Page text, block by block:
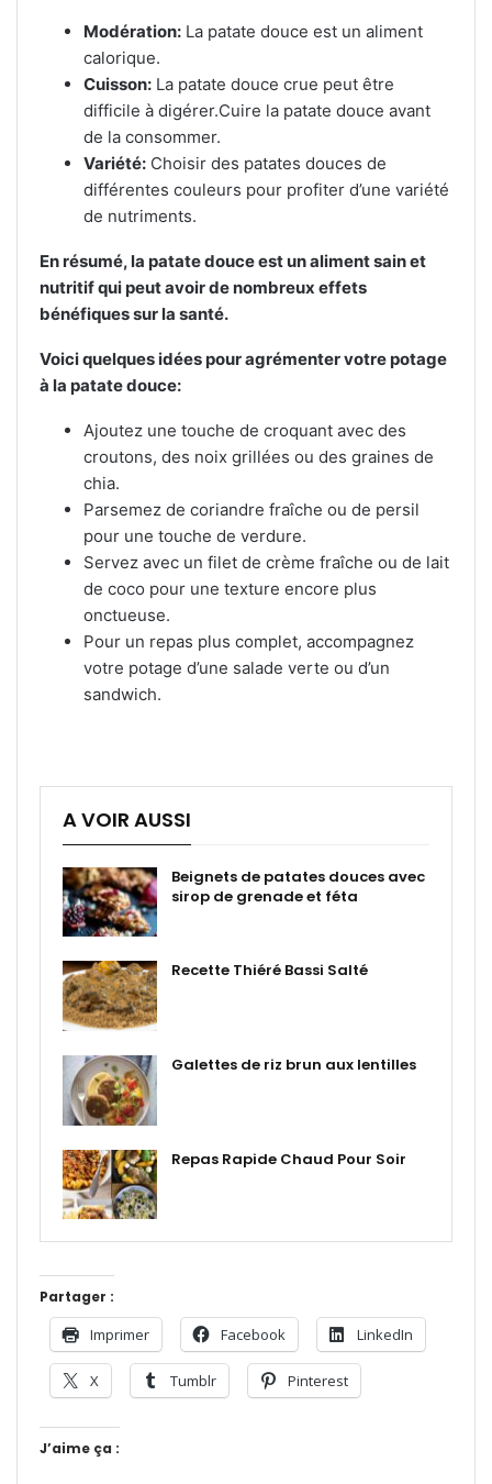
Modération: La patate douce est un aliment
calorique.
Cuisson: La patate douce crue peut être
difficile à digérer.Cuire la patate douce avant
de la consommer.
Variété: Choisir des patates douces de
différentes couleurs pour profiter d’une variété
de nutriments.
En résumé, la patate douce est un aliment sain et
nutritif qui peut avoir de nombreux effets
bénéfiques sur la santé.
Voici quelques idées pour agrémenter votre potage
à la patate douce:
Ajoutez une touche de croquant avec des
croutons, des noix grillées ou des graines de
chia.
Parsemez de coriandre fraîche ou de persil
pour une touche de verdure.
Servez avec un filet de crème fraîche ou de lait
de coco pour une texture encore plus
onctueuse.
Pour un repas plus complet, accompagnez
votre potage d’une salade verte ou d’un
sandwich.
A VOIR AUSSI
Beignets de patates douces avec
sirop de grenade et féta
Recette Thiéré Bassi Salté
Galettes de riz brun aux lentilles
Repas Rapide Chaud Pour Soir
Partager :
Imprimer Facebook LinkedIn
X Tumblr Pinterest
J’aime ça :